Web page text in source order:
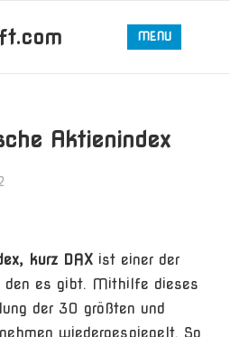
MENU
Aktienindex
kurz DAXist einer der
den es gibt. Mithilfe dieses
der 30 größten und
wiedergespiegelt. So